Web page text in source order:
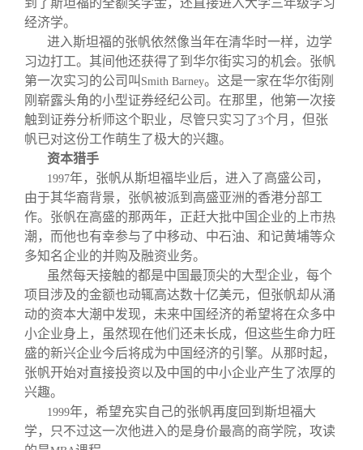
经济学。
进入斯坦福的张帆依然像当年在清华时一样，边学
习边打工。其间他还获得了到华尔街实习的机会。张帆
第一次实习的公司叫 Smith Barney。这是一家在华尔街刚
刚崭露头角的小型证券经纪公司。在那里，他第一次接
触到证券分析师这个职业，尽管只实习了3个月，但张
帆已对这份工作萌生了极大的兴趣。
资本猎手
1997年，张帆从斯坦福毕业后，进入了高盛公司，
由于其华裔背景，张帆被派到高盛亚洲的香港分部工
作。张帆在高盛的那两年，正赶大批中国企业的上市热
潮，而他也有幸参与了中移动、中石油、和记黄埔等众
多知名企业的并购及融资业务。
虽然每天接触的都是中国最顶尖的大型企业，每个
项目涉及的金额也动辄高达数十亿美元，但张帆却从涌
动的资本大潮中发现，未来中国经济的希望将在众多中
小企业身上，虽然现在他们还未长成，但这些生命力旺
盛的新兴企业今后将成为中国经济的引擎。从那时起，
张帆开始对直接投资以及中国的中小企业产生了浓厚的
兴趣。
1999年，希望充实自己的张帆再度回到斯坦福大
学，只不过这一次他进入的是身价最高的商学院，攻读